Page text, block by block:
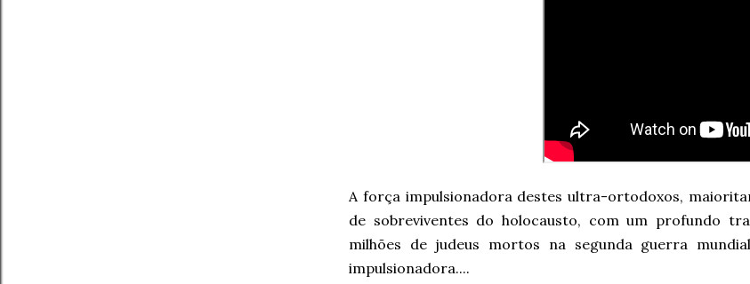
A força impulsionadora destes ultra-ortodoxos,
de sobreviventes do holocausto, com um profundo
milhões de judeus mortos na segunda guerra
impulsionadora....